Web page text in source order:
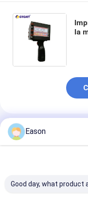
la
Produits
Eason
Good day, what product